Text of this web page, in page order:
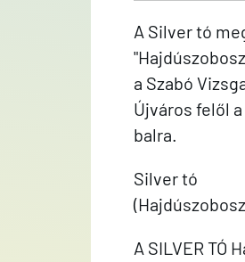
A Silver tó
a Szabó
Újváros felől
balra.
Silver tó
A SILVER TÓ